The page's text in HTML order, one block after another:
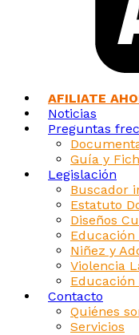
AFILIATE
Noticias
Preguntas
Guía y
Legislación
Buscador
Estatuto
Diseños
Educación
Niñez y
Violencia
Contacto
Quiénes
Servicios